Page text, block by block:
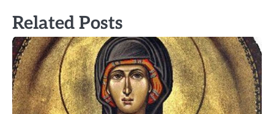
Related Posts